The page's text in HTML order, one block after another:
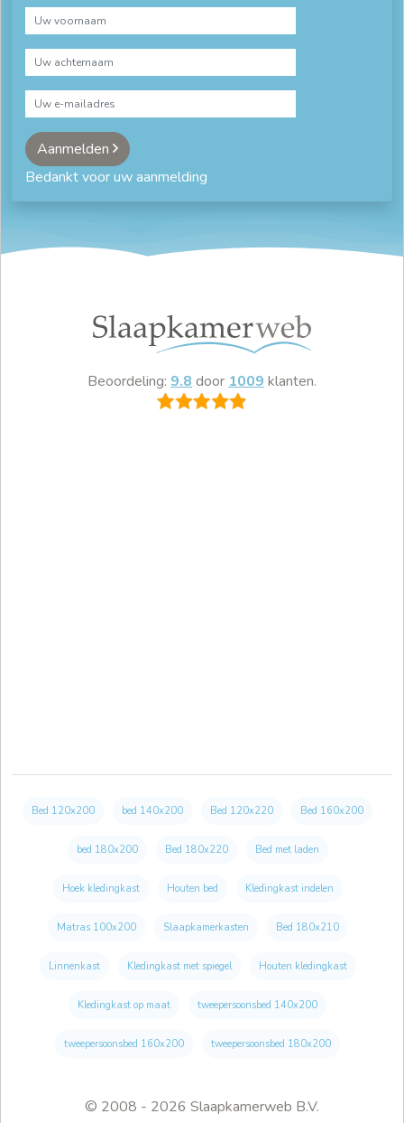
Aanmelden
Bedankt voor uw aanmelding
© 2008 - 2026 Slaapkamerweb B.V.
Beoordeling: 9.8 door 1009 klanten.
Bed 120x200 bed 140x200 Bed 120x220 Bed 160x200
bed 180x200 Bed 180x220 Bed met laden
Hoek kledingkast Houten bed Kledingkast indelen
Matras 100x200 Slaapkamerkasten Bed 180x210
Linnenkast Kledingkast met spiegel Houten kledingkast
Kledingkast op maat tweepersoonsbed 140x200
tweepersoonsbed 160x200 tweepersoonsbed 180x200